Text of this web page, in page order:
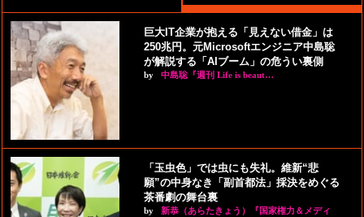
巨大IT企業が抱える「見えない借金」は
250兆円。元Microsoftエンジニア中島聡
が解説する「AIブーム」の危うい裏側
by 中島聡『週刊 Life is beaut…
「玉虫色」では虫にも失礼。維新“悲
願”の中身なき「副首都法」採決をめぐる
茶番劇の舞台裏
by
新恭（あらたきょう）『国家権力＆メディ